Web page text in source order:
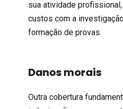
sua atividade
custos com a
formação de provas.
Danos morais
Outra cobertura